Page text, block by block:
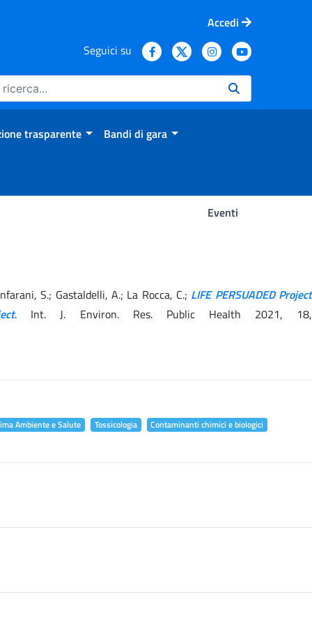
Accedi
Seguici su
trasparente Bandi di gara
Eventi
S.; Gastaldelli, A.; La Rocca, C.; LIFE PERSUADED Project
. Int. J. Environ. Res. Public Health 2021, 18,
Ambiente e Salute Tossicologia Contaminanti chimici e biologici